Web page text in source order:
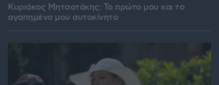
Κυριάκος Μητσοτάκης: Το πρώτο μου και το
αγαπημένο μου αυτοκίνητο